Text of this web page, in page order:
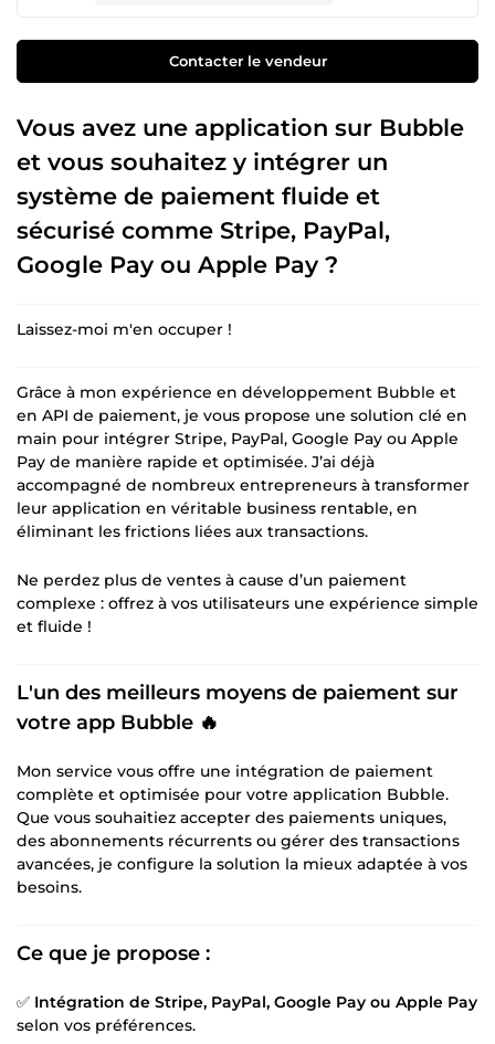
Contacter le vendeur
Vous avez une application sur Bubble
et vous souhaitez y intégrer un
système de paiement fluide et
sécurisé comme Stripe, PayPal,
Google Pay ou Apple Pay ?
Laissez-moi m'en occuper !
Grâce à mon expérience en développement Bubble et
en API de paiement, je vous propose une solution clé en
main pour intégrer Stripe, PayPal, Google Pay ou Apple
Pay de manière rapide et optimisée. J’ai déjà
accompagné de nombreux entrepreneurs à transformer
leur application en véritable business rentable, en
éliminant les frictions liées aux transactions.
Ne perdez plus de ventes à cause d’un paiement
complexe : offrez à vos utilisateurs une expérience simple
et fluide !
L'un des meilleurs moyens de paiement sur
votre app Bubble 🔥
Mon service vous offre une intégration de paiement
complète et optimisée pour votre application Bubble.
Que vous souhaitiez accepter des paiements uniques,
des abonnements récurrents ou gérer des transactions
avancées, je configure la solution la mieux adaptée à vos
besoins.
Ce que je propose :
✅ Intégration de Stripe, PayPal, Google Pay ou Apple Pay
selon vos préférences.